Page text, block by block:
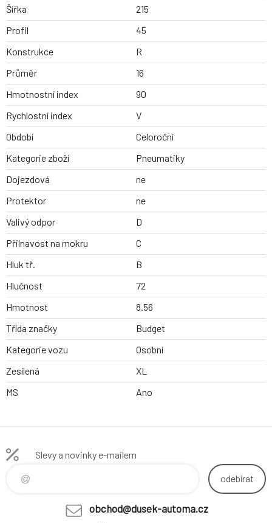
Šířka
215
Profil
45
Konstrukce
R
Průměr
16
Hmotnostní index
90
Rychlostní index
V
Období
Celoroční
Kategorie zboží
Pneumatiky
Dojezdová
ne
Protektor
ne
Valivý odpor
D
Přilnavost na mokru
C
Hluk tř.
B
Hlučnost
72
Hmotnost
8.56
Třída značky
Budget
Kategorie vozu
Osobní
Zesílená
XL
MS
Ano
Slevy a novinky e-mailem
odebírat
obchod@dusek-automa.cz